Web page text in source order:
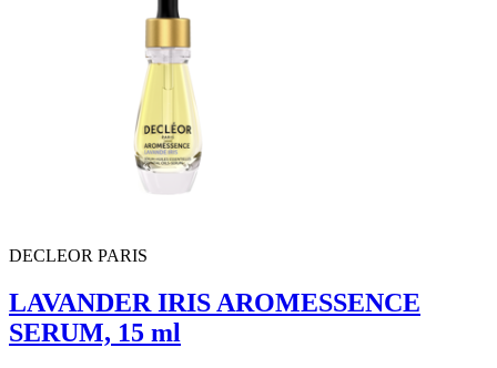
DECLEOR PARIS
LAVANDER IRIS AROMESSENCE
SERUM, 15 ml